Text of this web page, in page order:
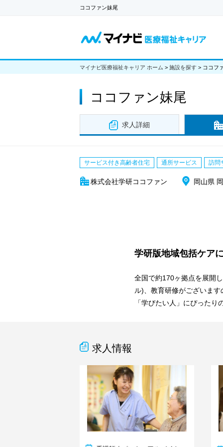
ココファン妹尾
マイナビ医療福祉キャリア ホーム > 施設を探す > ココフ
ココファン妹尾
求人詳細
サービス付き高齢者住宅 通所サービス 訪問
株式会社学研ココファン 岡山県
学研版地域包括ケア
全国で約170ヶ拠点を展開
ル)、教育研修がございま
「学びたい人」にぴったり
求人情報